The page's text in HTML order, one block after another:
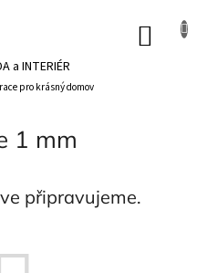
a INTERIÉR
pro krásný domov
1 mm
připravujeme.